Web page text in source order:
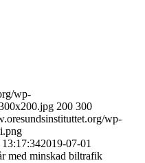
wp-
200 300
wp-
2019-07-01
med minskad biltrafik